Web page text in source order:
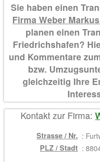
Sie haben einen
Firma Weber
planen einen
Friedrichshafen?
und Kommentare
bzw.
gleichzeitig Ihre
Kontakt zur Firma:
Strasse / Nr. :
PLZ / Stadt :